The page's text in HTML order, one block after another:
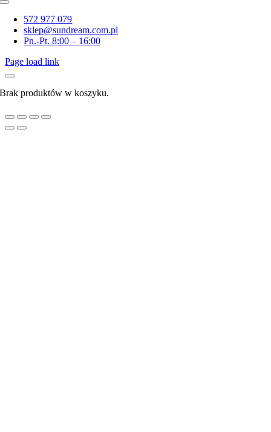
Toggle
Navigation572 977 079
sklep@sundream.com.pl
Pn.-Pt. 8:00 – 16:00
Page load link
Brak produktów w koszyku.